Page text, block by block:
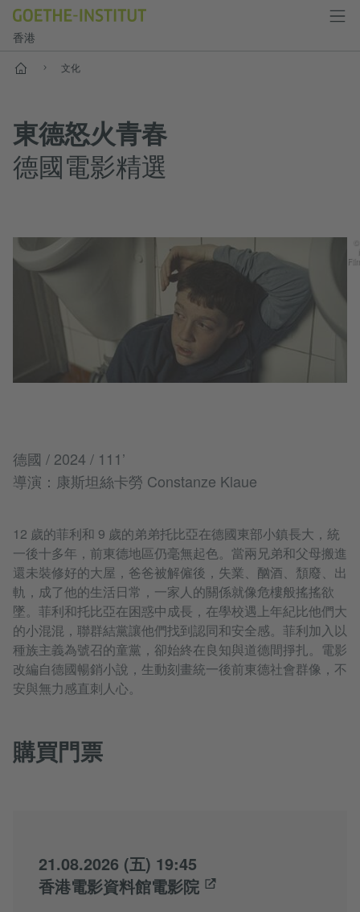
香港
首頁 文化
東德怒火青春
德國電影精選
德國 / 2024 / 111’
導演：康斯坦絲卡勞 Constanze Klaue
12 歲的菲利和 9 歲的弟弟托比亞在德國東部小鎮長大，統
一後十多年，前東德地區仍毫無起色。當兩兄弟和父母搬進
還未裝修好的大屋，爸爸被解僱後，失業、酗酒、頹廢、出
軌，成了他的生活日常，一家人的關係就像危樓般搖搖欲
墜。菲利和托比亞在困惑中成長，在學校遇上年紀比他們大
的小混混，聯群結黨讓他們找到認同和安全感。菲利加入以
種族主義為號召的童黨，卻始終在良知與道德間掙扎。電影
改編自德國暢銷小說，生動刻畫統一後前東德社會群像，不
安與無力感直刺人心。
購買門票
21.08.2026 (五) 19:45
香港電影資料館電影院